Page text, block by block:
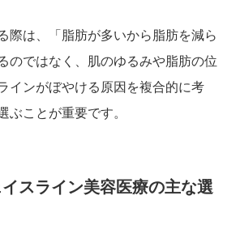
際は、「脂肪が多いから脂肪を減ら
のではなく、肌のゆるみや脂肪の位
インがぼやける原因を複合的に考
ぶことが重要です。
スライン美容医療の主な選